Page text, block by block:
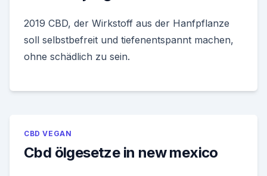
2019 CBD, der Wirkstoff aus der Hanfpflanze
soll selbstbefreit und tiefenentspannt machen,
ohne schädlich zu sein.
CBD VEGAN
Cbd ölgesetze in new mexico